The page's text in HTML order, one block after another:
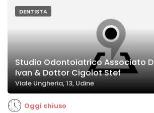
DENTISTA
Studio Odontoiatrico Associato
Ivan & Dottor Cigolot Stef
Viale Ungheria, 13, Udine
Oggi chiuso